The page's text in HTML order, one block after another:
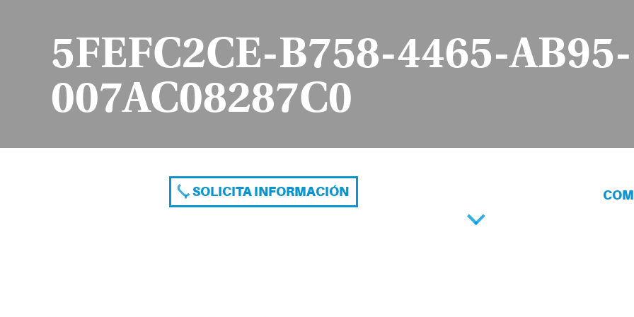
5FEFC2CE-B758-4465-AB95-
007AC08287C0
SOLICITA INFORMACIÓN